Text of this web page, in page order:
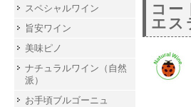
スペシャルワイン
旨安ワイン
美味ピノ
ナチュラルワイン（自然
派）
お手頃ブルゴーニュ
コ
エス